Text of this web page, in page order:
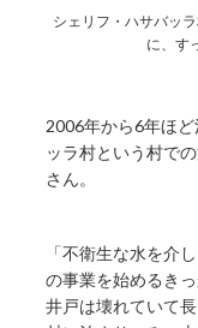
シェリフ・ハサバッ
に、す
2006年から6年ほ
ッラ村という村で
さん。
「不衛生な水を介
の事業を始めるき
井戸は壊れていて